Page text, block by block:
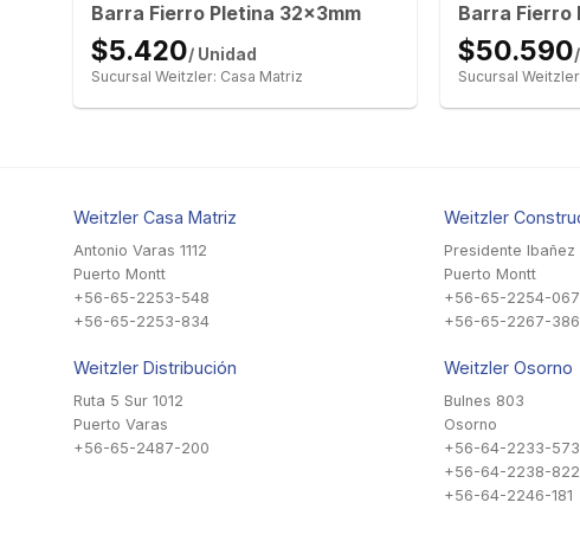
Barra Fierro Pletina 32x3mm
$5.420/ Unidad
Sucursal Weitzler: Casa Matriz
Barra Fierro
$50.590
Sucursal
Weitzler Casa Matriz
Antonio Varas 1112
Puerto Montt
+56-65-2253-548
+56-65-2253-834
Weitzler Distribución
Ruta 5 Sur 1012
Puerto Varas
+56-65-2487-200
Weitzler
Presidente Ibañez
Puerto Montt
+56-65-2254-067
+56-65-2267-386
Weitzler Osorno
Bulnes 803
Osorno
+56-64-2233-573
+56-64-2238-822
+56-64-2246-181